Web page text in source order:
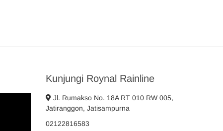
Kunjungi Roynal Rainline
Jl. Rumakso No. 18A RT 010 RW 005,
Jatiranggon, Jatisampurna
02122816583